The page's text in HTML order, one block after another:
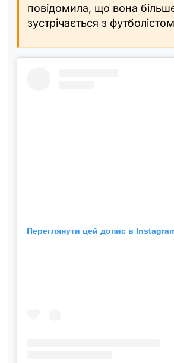
повідомила, що вона
зустрічається з
Переглянути цей допис в